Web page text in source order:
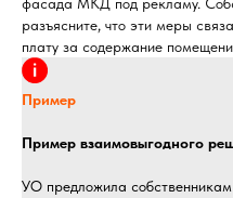
разъясните, что эти меры
плату за содержание
Пример
Пример взаимовыгодного
УО предложила